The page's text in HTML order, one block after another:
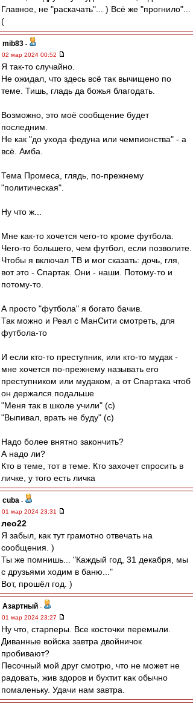
Главное, не "раскачать"... ) Всё же "прогнило"...
(
mib83 -
02 мар 2024 00:52
Я так-то случайно.
Не ожидал, что здесь всё так вычищено по
теме. Тишь, гладь да божья благодать.
Возможно, это моё сообщение будет
последним.
Не как "до ухода федуна или чемпионства" - а
всё. Амба.
Тема Промеса, глядь, по-прежнему
"политическая".
Ну что ж...
Мне как-то хочется чего-то кроме футбола.
Чего-то большего, чем футбол, если позволите.
Чтобы я включал ТВ и мог сказать: дочь, гля,
вот это - Спартак. Они - наши. Потому-то и
потому-то.
А просто "футбола" я богато бачив.
Так можно и Реал с МанСити смотреть, для
футбола-то
И если кто-то преступник, или кто-то мудак -
мне хочется по-прежнему называть его
преступником или мудаком, а от Спартака чтоб
он держался подальше
"Меня так в школе учили" (с)
"Выпивал, врать не буду" (с)
Надо более внятно закончить?
А надо ли?
Кто в теме, тот в теме. Кто захочет спросить в
личке, у того есть личка
cuba -
01 мар 2024 23:31
лео22
Я забыл, как тут грамотно отвечать на
сообщения. )
Ты же помнишь... "Каждый год, 31 декабря, мы
с друзьями ходим в баню..."
Вот, прошёл год. )
Азартный -
01 мар 2024 23:27
Ну что, старперы. Все косточки перемыли.
Диванные войска завтра двойничок
пробивают?
Песочный мой друг смотрю, что не может не
радовать, жив здоров и бухтит как обычно
помаленьку. Удачи нам завтра.